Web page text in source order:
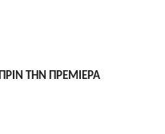
ΤΗΝ ΠΡΕΜΙΕΡΑ